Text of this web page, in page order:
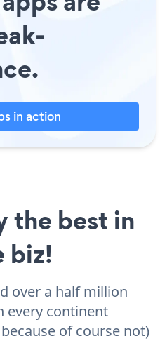
in action
the best in
biz!
over a half million
every continent
of course not)